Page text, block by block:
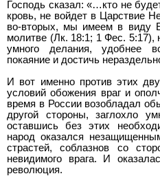
Господь сказал: «…кто не
кровь, не войдет в Царствие
во-вторых, мы имеем в виду
молитве (Лк. 18:1; 1 Фес. 5:17),
умного делания, удобнее
покаяние и достичь
И вот именно против этих
условий обожения враг и
время в России возобладал
другой стороны, заглохло
оставшись без этих
народ оказался
страстей, соблазнов со
невидимого врага. И
революция.